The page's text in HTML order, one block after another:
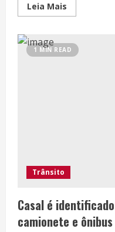
Leia Mais
1 MIN READ
Trânsito
Casal é
camionete e